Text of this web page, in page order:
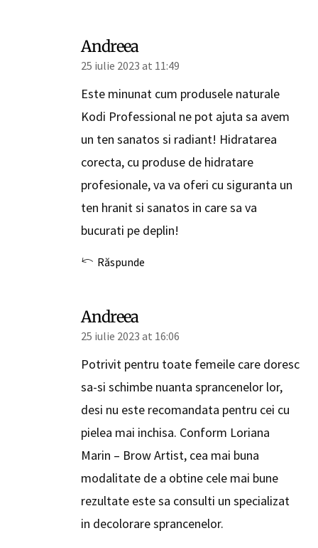
Andreea
25 iulie 2023 at 11:49
Este minunat cum produsele naturale
Kodi Professional ne pot ajuta sa avem
un ten sanatos si radiant! Hidratarea
corecta, cu produse de hidratare
profesionale, va va oferi cu siguranta un
ten hranit si sanatos in care sa va
bucurati pe deplin!
Răspunde
Andreea
25 iulie 2023 at 16:06
Potrivit pentru toate femeile care doresc
sa-si schimbe nuanta sprancenelor lor,
desi nu este recomandata pentru cei cu
pielea mai inchisa. Conform Loriana
Marin – Brow Artist, cea mai buna
modalitate de a obtine cele mai bune
rezultate este sa consulti un specializat
in decolorare sprancenelor.